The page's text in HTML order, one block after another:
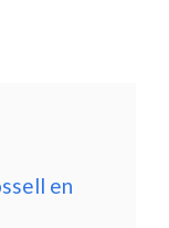
en